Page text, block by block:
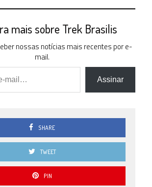
mais sobre Trek Brasilis
nossas notícias mais recentes por e-
mail.
Assinar
SHARE
TWEET
PIN